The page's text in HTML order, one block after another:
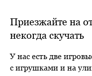
Приезжайте на
некогда скучать
У нас есть две
с игрушками и на